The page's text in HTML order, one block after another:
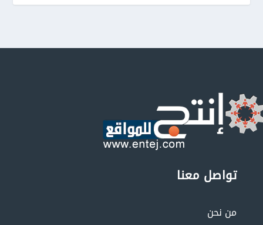
تواصل معنا
من نحن